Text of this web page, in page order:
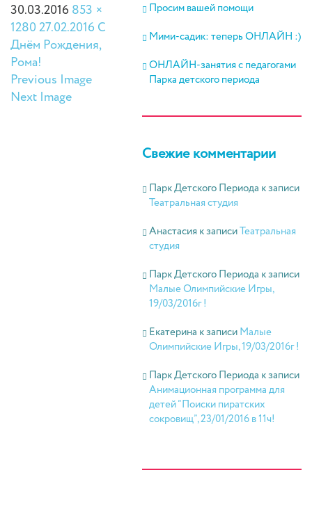
30.03.2016 853 ×
128027.02.2016 С
Днём Рождения,
Рома!
Previous Image
Next Image
Просим вашей помощи
Мими-садик: теперь ОНЛАЙН :)
ОНЛАЙН-занятия с педагогами
Парка детского периода
Свежие комментарии
Парк Детского Периода к записи
Театральная студия
Анастасияк записиТеатральная
студия
Парк Детского Периода к записи
Малые Олимпийские Игры,
19/03/2016г !
Екатерина к записиМалые
Олимпийские Игры, 19/03/2016г !
Парк Детского Периода к записи
Анимационная программа для
детей “Поиски пиратских
сокровищ”, 23/01/2016 в 11ч!